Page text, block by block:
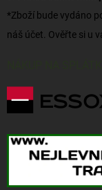
*Zboží bude vydáno
náš účet. Ověřte si u